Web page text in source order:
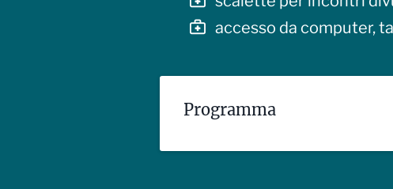
accesso da computer,
Programma